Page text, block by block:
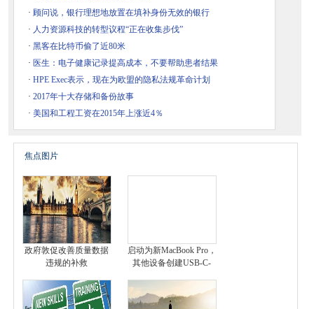
· 顾问说，银行理想地放置在填补身份无效的银行
· 人力资源科技的转型议程“正在收集步伐”
· 黑客在比特币偷了近80米
· 医生：电子健康记录提高成本，不要帮助患者结果
· HPE Exec表示，现在为欧盟的隐私法规革命计划
· 2017年十大存储和备份故事
· 美国和工程工资在2015年上涨近4％
焦点图片
政府敦促改善质量数据
违规的补救
启动为新MacBook Pro，
其他设备创建USB-C-